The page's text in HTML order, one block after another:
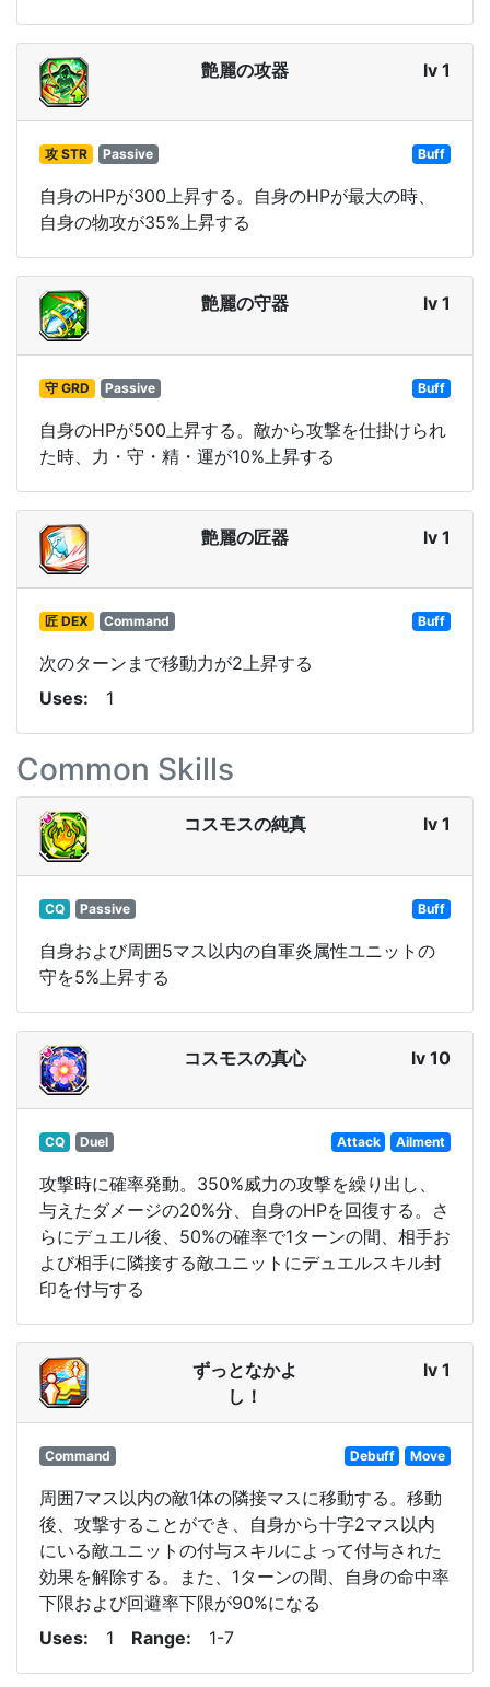
艶麗の攻器 lv 1
攻 STR Passive Buff
自身のHPが300上昇する。自身のHPが最大の時、
自身の物攻が35%上昇する
艶麗の守器 lv 1
守 GRD Passive Buff
自身のHPが500上昇する。敵から攻撃を仕掛けられ
た時、力・守・精・運が10%上昇する
艶麗の匠器 lv 1
匠 DEX Command Buff
次のターンまで移動力が2上昇する
Uses
1
Common Skills
コスモスの純真 lv 1
CQ Passive Buff
自身および周囲5マス以内の自軍炎属性ユニットの
守を5%上昇する
コスモスの真心 lv 10
CQ Duel Attack Ailment
攻撃時に確率発動。350%威力の攻撃を繰り出し、
与えたダメージの20%分、自身のHPを回復する。さ
らにデュエル後、50%の確率で1ターンの間、相手お
よび相手に隣接する敵ユニットにデュエルスキル封
印を付与する
ずっとなかよ
し！
lv 1
Command Debuff Move
周囲7マス以内の敵1体の隣接マスに移動する。移動
後、攻撃することができ、自身から十字2マス以内
にいる敵ユニットの付与スキルによって付与された
効果を解除する。また、1ターンの間、自身の命中率
下限および回避率下限が90%になる
Uses
1 Range 1-7